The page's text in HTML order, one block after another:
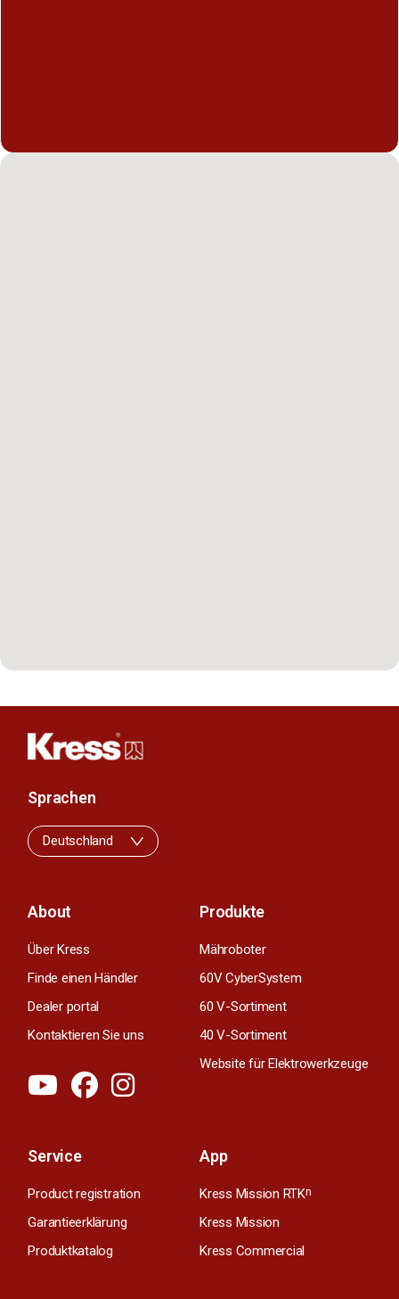
About
Über Kress
Finde einen Händler
Dealer portal
Kontaktieren Sie uns
Produkte
Mähroboter
60V CyberSystem
60 V-Sortiment
40 V-Sortiment
Website für Elektrowerkzeuge
Service
Product registration
Garantieerklärung
Produktkatalog
App
Kress Mission RTKn
Kress Mission
Kress Commercial
Sprachen
Deutschland